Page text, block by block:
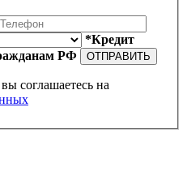
*Кредит
РФ
ОТПРАВИТЬ
соглашаетесь на